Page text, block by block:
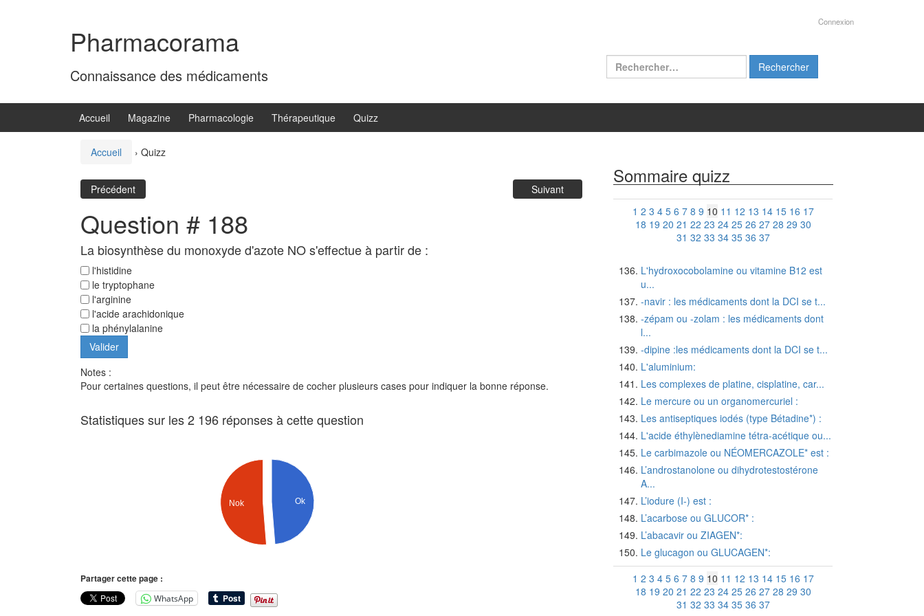
Pharmacorama
Connaissance des médicaments
Connexion
Rechercher :
Accueil Magazine Pharmacologie Thérapeutique Quizz
Accueil › Quizz
Précédent Suivant
Question # 188
La biosynthèse du monoxyde d'azote NO s'effectue à partir de :
l'histidine
le tryptophane
l'arginine
l'acide arachidonique
la phénylalanine
Notes :
Pour certaines questions, il peut être nécessaire de cocher plusieurs cases pour indiquer la bonne réponse.
Statistiques sur les 2 196 réponses à cette question
Ok
Nok
Partager cette page :
WhatsApp
Sommaire quizz
1 2 3 4 5 6 7 8 9 10 11 12 13 14 15 16 17
18 19 20 21 22 23 24 25 26 27 28 29 30
31 32 33 34 35 36 37
L'hydroxocobolamine ou vitamine B12 est
u...
-navir : les médicaments dont la DCI se t...
-zépam ou -zolam : les médicaments dont
l...
-dipine :les médicaments dont la DCI se t...
L'aluminium:
Les complexes de platine, cisplatine, car...
Le mercure ou un organomercuriel :
Les antiseptiques iodés (type Bétadine*) :
L'acide éthylènediamine tétra-acétique ou...
Le carbimazole ou NÉOMERCAZOLE* est :
L’androstanolone ou dihydrotestostérone
A...
L’iodure (I-) est :
L’acarbose ou GLUCOR* :
L’abacavir ou ZIAGEN*:
Le glucagon ou GLUCAGEN*:
1 2 3 4 5 6 7 8 9 10 11 12 13 14 15 16 17
18 19 20 21 22 23 24 25 26 27 28 29 30
31 32 33 34 35 36 37